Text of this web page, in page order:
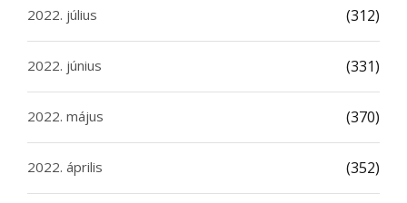
2022. július (312)
2022. június (331)
2022. május (370)
2022. április (352)